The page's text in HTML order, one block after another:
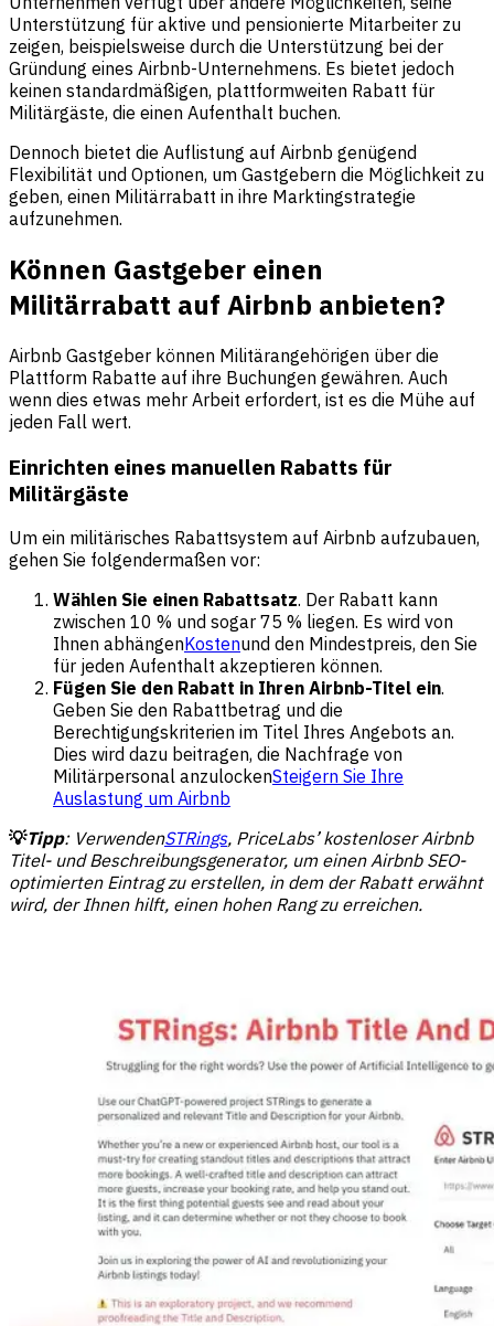
Unterstützung für aktive und pensionierte Mitarbeiter zu
zeigen, beispielsweise durch die Unterstützung bei der
Gründung eines Airbnb-Unternehmens. Es bietet jedoch
keinen standardmäßigen, plattformweiten Rabatt für
Militärgäste, die einen Aufenthalt buchen.
Dennoch bietet die Auflistung auf Airbnb genügend
Flexibilität und Optionen, um Gastgebern die Möglichkeit zu
geben, einen Militärrabatt in ihre Marktingstrategie
aufzunehmen.
Können Gastgeber einen
Militärrabatt auf Airbnb anbieten?
Airbnb Gastgeber können Militärangehörigen über die
Plattform Rabatte auf ihre Buchungen gewähren. Auch
wenn dies etwas mehr Arbeit erfordert, ist es die Mühe auf
jeden Fall wert.
Einrichten eines manuellen Rabatts für
Militärgäste
Um ein militärisches Rabattsystem auf Airbnb aufzubauen,
gehen Sie folgendermaßen vor:
Wählen Sie einen Rabattsatz. Der Rabatt kann
zwischen 10 % und sogar 75 % liegen. Es wird von
Ihnen abhängenKostenund den Mindestpreis, den Sie
für jeden Aufenthalt akzeptieren können.
Fügen Sie den Rabatt in Ihren Airbnb-Titel ein.
Geben Sie den Rabattbetrag und die
Berechtigungskriterien im Titel Ihres Angebots an.
Dies wird dazu beitragen, die Nachfrage von
Militärpersonal anzulockenSteigern Sie Ihre
Auslastung um Airbnb
💡Tipp: VerwendenSTRings, PriceLabs’ kostenloser Airbnb
Titel- und Beschreibungsgenerator, um einen Airbnb SEO-
optimierten Eintrag zu erstellen, in dem der Rabatt erwähnt
wird, der Ihnen hilft, einen hohen Rang zu erreichen.